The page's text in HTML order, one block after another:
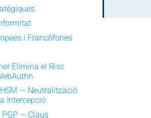
i Francòfones
Elimina el Risc
— Neutralització
Intercepció
PGP — Claus